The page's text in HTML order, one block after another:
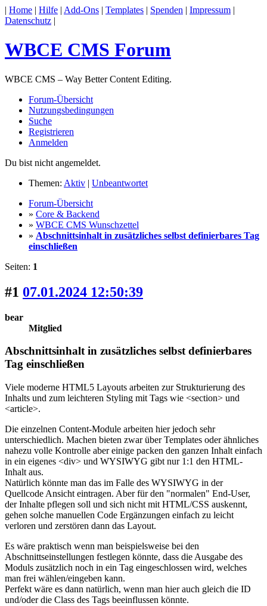
| Home | Hilfe | Add-Ons | Templates | Spenden | Impressum |
Datenschutz |
WBCE CMS Forum
WBCE CMS – Way Better Content Editing.
Forum-Übersicht
Nutzungsbedingungen
Suche
Registrieren
Anmelden
Du bist nicht angemeldet.
Themen: Aktiv | Unbeantwortet
Forum-Übersicht
» Core & Backend
» WBCE CMS Wunschzettel
» Abschnittsinhalt in zusätzliches selbst definierbares Tag
einschließen
Seiten: 1
#1 07.01.2024 12:50:39
bear
Mitglied
Abschnittsinhalt in zusätzliches selbst definierbares
Tag einschließen
Viele moderne HTML5 Layouts arbeiten zur Strukturierung des
Inhalts und zum leichteren Styling mit Tags wie <section> und
<article>.
Die einzelnen Content-Module arbeiten hier jedoch sehr
unterschiedlich. Machen bieten zwar über Templates oder ähnliches
nahezu volle Kontrolle aber einige packen den ganzen Inhalt einfach
in ein eigenes <div> und WYSIWYG gibt nur 1:1 den HTML-
Inhalt aus.
Natürlich könnte man das im Falle des WYSIWYG in der
Quellcode Ansicht eintragen. Aber für den "normalen" End-User,
der Inhalte pflegen soll und sich nicht mit HTML/CSS auskennt,
gehen solche manuellen Code Ergänzungen einfach zu leicht
verloren und zerstören dann das Layout.
Es wäre praktisch wenn man beispielsweise bei den
Abschnittseinstellungen festlegen könnte, dass die Ausgabe des
Moduls zusätzlich noch in ein Tag eingeschlossen wird, welches
man frei wählen/eingeben kann.
Perfekt wäre es dann natürlich, wenn man hier auch gleich die ID
und/oder die Class des Tags beeinflussen könnte.